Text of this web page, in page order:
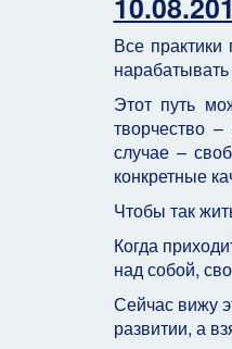
Все практики
Этот путь
творчество
случае –
конкретные
Чтобы так
Когда
над собой,
Сейчас вижу
развитии, а